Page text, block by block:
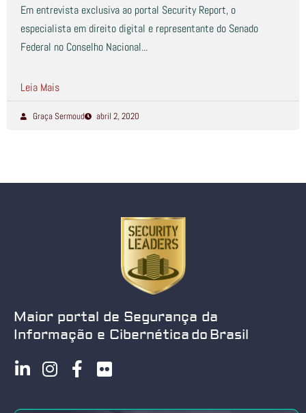
Em entrevista exclusiva ao portal Security Report, o
especialista em direito digital e representante do Senado
Federal no Conselho Nacional...
Leia Mais
Graça Sermoud abril 2, 2020
Maior portal de Segurança da
Informação e Cibernética do Brasil